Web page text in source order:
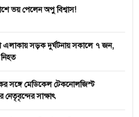
ভয় পেলেন অপু বিশ্বাস!
এলাকায় সড়ক দুর্ঘট্নায় সকালে ৭ জন,
সঙ্গে মেডিকেল টেকনোলজিস্ট
সাক্ষাৎ